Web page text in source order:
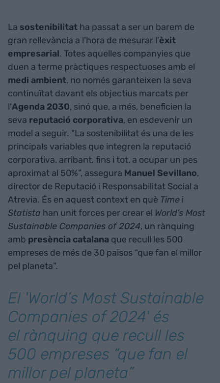
La sostenibilitat ha passat a ser un barem de
gran rellevància a l’hora de mesurar l’èxit
empresarial. Totes aquelles companyies que
duen a terme pràctiques respectuoses amb el
medi ambient, no només garanteixen la seva
continuïtat davant els objectius marcats per
l’Agenda 2030, sinó que, a més, beneficien la
seva reputació corporativa, en esdevenir un
model a seguir. “La sostenibilitat és una de les
principals variables que integren la reputació
corporativa, arribant, fins i tot, a ocupar un pes
aproximat al 50%”, assegura Manuel Sevillano,
director de Reputació i Responsabilitat Social a
Atrevia. És en aquest context en què Time i
Statista han unit forces per crear el World’s Most
Sustainable Companies of 2024, un rànquing
amb presència catalana que recull les 500
empreses de més de 30 països “que fan el millor
pel planeta”.
El 'World’s Most Sustainable
Companies of 2024' és
el rànquing que recull les
500 empreses “que fan el
millor pel planeta”